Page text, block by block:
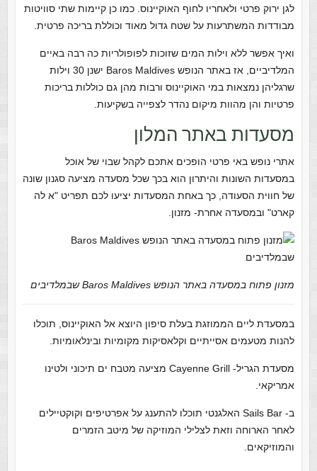
לגן ירוק פרטי ולאחריו לחוף האוקיינוס. כמו כן קיימות שתי סוויטות
מבודדות המשתרעות על שטח גדול מאוד וכוללת בריכה פרטית.
ואיך אפשר ללא וילות המים שזוכות לפופולריות כה רבה באיים
המלדיביים, אז באתר הנופש Baros Maldives ישנן 30 וילות
שרגליהן נמצאות במי האוקיינוס ורבות מהן גם כוללות בריכות
פרטיות והן מהוות מיקום נהדר לצפייה בשקיעות.
מסעדות באתר המלון
אתרי נופש באי פרטי הופכים אתכם לקהל שבוי של אוכל
במסעדות השונות והיתרון הוא בכך שכל מסעדה מציעה סגנון שונה
של חווית הסעודה, כך באחת המסעדות יציעו לכם תפריט "א לה
קארט" ובמסעדה אחרת- מזנון.
מזנון פתוח במסעדה באתר הנופש Baros Maldives שבמלדיבים
במסעדת ליים הממוזגת בעלת סיפון היוצא אל האוקיינוס, תוכלו
להנות מטעמים אסייתיים וקלאסיקות מקומיות ובינלאומיות.
מסעדת הגריל- Cayenne Grill מציעה מטבח ים תיכוני ולטינו
אמריקאי.
ב- Sails Bar האלגנטי תוכלו להתענג על אפרטיפים וקוקטיילים
לאחר הארוחה וזאת לצלילי המוזיקה של מיטב הזמרים
והמוזיקאים.